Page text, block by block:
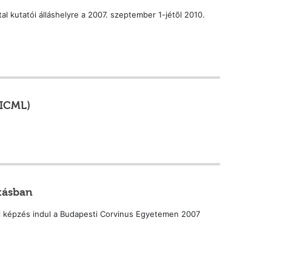
kutatói álláshelyre a 2007. szeptember 1-jétõl 2010.
indul a Budapesti Corvinus Egyetemen 2007